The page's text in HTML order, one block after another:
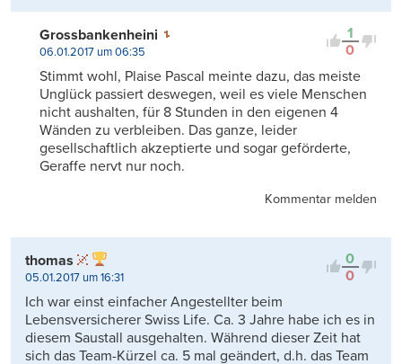
1
0
Grossbankenheini
06.01.2017 um 06:35
Stimmt wohl, Plaise Pascal meinte dazu, das meiste
Unglück passiert deswegen, weil es viele Menschen
nicht aushalten, für 8 Stunden in den eigenen 4
Wänden zu verbleiben. Das ganze, leider
gesellschaftlich akzeptierte und sogar geförderte,
Geraffe nervt nur noch.
Kommentar melden
0
0
thomas
05.01.2017 um 16:31
Ich war einst einfacher Angestellter beim
Lebensversicherer Swiss Life. Ca. 3 Jahre habe ich es in
diesem Saustall ausgehalten. Während dieser Zeit hat
sich das Team-Kürzel ca. 5 mal geändert, d.h. das Team